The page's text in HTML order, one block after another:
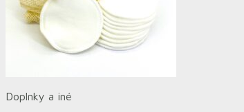
Doplnky a iné